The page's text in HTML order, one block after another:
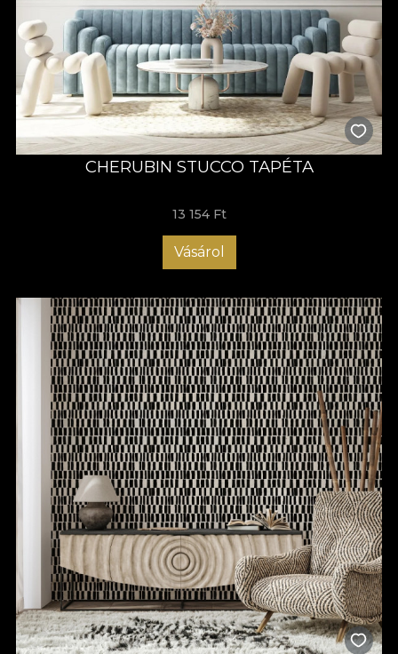
CHERUBIN STUCCO TAPÉTA
13 154 Ft
Vásárol